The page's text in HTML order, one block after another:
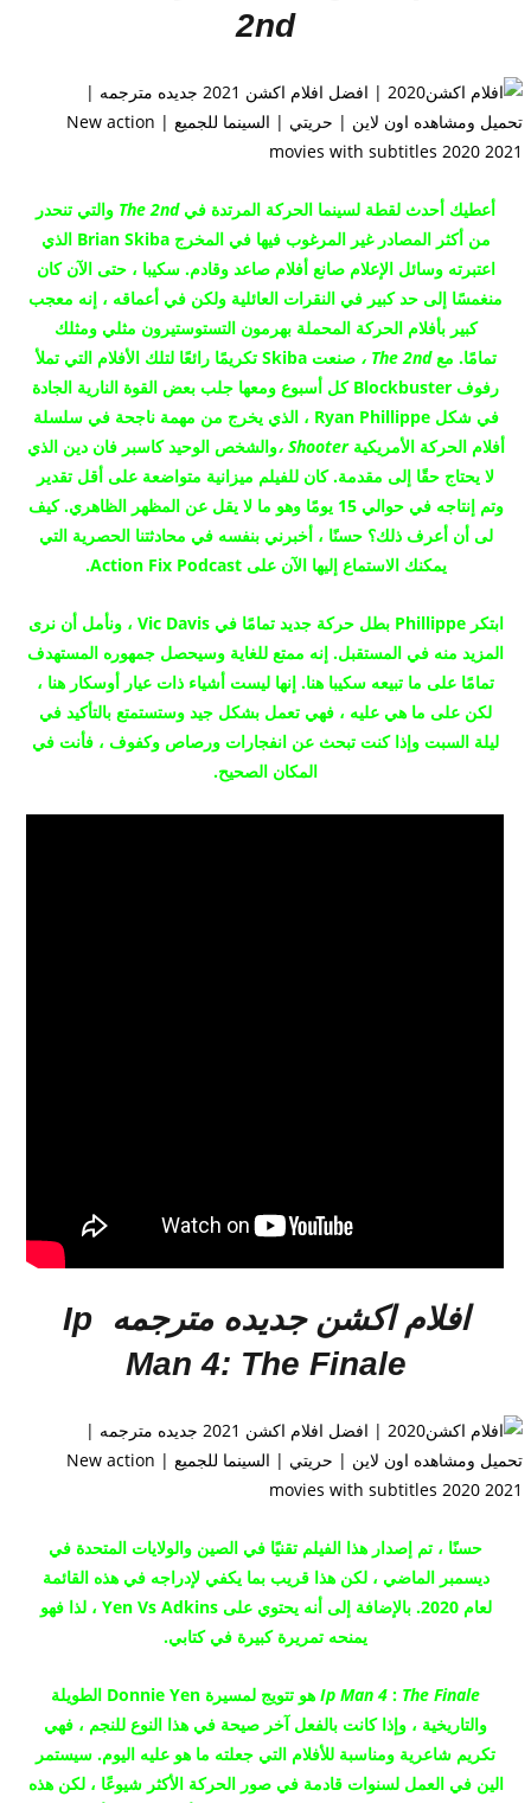
2nd
أعطيك أحدث لقطة لسينما الحركة المرتدة فيThe 2nd والتي تنحدر
من أكثر المصادر غير المرغوب فيها في المخرج Brian Skiba الذي
اعتبرته وسائل الإعلام صانع أفلام صاعد وقادم.سكيبا ، حتى الآن كان
منغمسًا إلى حد كبير في النقرات العائلية ولكن في أعماقه ، إنه معجب
كبير بأفلام الحركة المحملة بهرمون التستوستيرون مثلي ومثلك
تمامًا. معThe 2nd ،
صنعت Skiba تكريمًا رائعًا لتلك الأفلام التي تملأ
رفوف Blockbuster كل أسبوع ومعها جلب بعض القوة النارية الجادة
في شكل Ryan Phillippe ، الذي يخرج من مهمة ناجحة في سلسلة
أفلام الحركة الأمريكيةShooter ، والشخص الوحيد كاسبر فان دين الذي
لا يحتاج حقًا إلى مقدمة.كان للفيلم ميزانية متواضعة على أقل تقدير
وتم إنتاجه في حوالي 15 يومًا وهو ما لا يقل عن المظهر الظاهري.
كيف
لى أن أعرف ذلك؟حسنًا ، أخبرني بنفسه في محادثتنا الحصرية التي
يمكنك الاستماع إليها الآن على Action Fix Podcast.
ابتكر Phillippe بطل حركة جديد تمامًا في Vic Davis ، ونأمل أن نرى
المزيد منه في المستقبل. إنه ممتع للغاية وسيحصل جمهوره المستهدف
تمامًا على ما تبيعه سكيبا هنا. إنها ليست أشياء ذات عيار أوسكار هنا ،
لكن على ما هي عليه ، فهي تعمل بشكل جيد وستستمتع بالتأكيد في
ليلة السبت وإذا كنت تبحث عن انفجارات ورصاص وكفوف ، فأنت في
المكان الصحيح.
افلام اكشن جديده مترجمه
Ip
Man 4: The Finale
حسنًا ، تم إصدار هذا الفيلم تقنيًا في الصين والولايات المتحدة في
ديسمبر الماضي ، لكن هذا قريب بما يكفي لإدراجه في هذه القائمة
لعام 2020. بالإضافة إلى أنه يحتوي على Yen Vs Adkins ، لذا فهو
يمنحه تمريرة كبيرة في كتابي.
Ip Man 4 : The Finale
هو تتويج لمسيرة Donnie Yen الطويلة
والتاريخية ، وإذا كانت بالفعل آخر صيحة في هذا النوع للنجم ، فهي
تكريم شاعرية ومناسبة للأفلام التي جعلته ما هو عليه اليوم. سيستمر
الين في العمل لسنوات قادمة في صور الحركة الأكثر شيوعًا ، لكن هذه